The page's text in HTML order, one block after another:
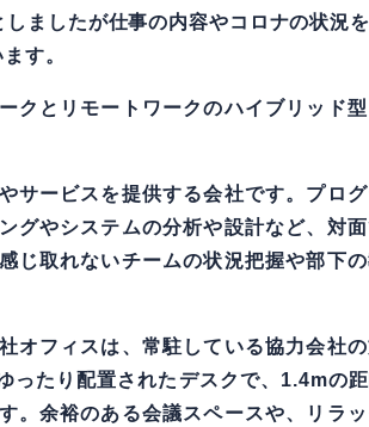
ましたが仕事の内容やコロナの状況
す。
クとリモートワークのハイブリッド
サービスを提供する会社です。プロ
グやシステムの分析や設計など、対
じ取れないチームの状況把握や部下
オフィスは、常駐している協力会社
たり配置されたデスクで、1.4mの
。余裕のある会議スペースや、リラ